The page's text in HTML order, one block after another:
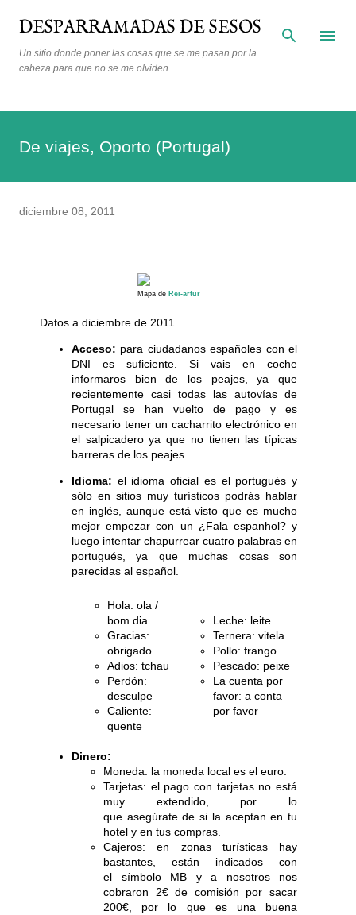
Ir al contenido principal
DESPARRAMADAS DE SESOS
Un sitio donde poner las cosas que se me pasan por la
cabeza para que no se me olviden.
De viajes, Oporto (Portugal)
diciembre 08, 2011
Mapa de Rei-artur
Datos a diciembre de 2011
Acceso: para ciudadanos españoles con el
DNI es suficiente. Si vais en coche
informaros bien de los peajes, ya que
recientemente casi todas las autovías de
Portugal se han vuelto de pago y es
necesario tener un cacharrito electrónico en
el salpicadero ya que no tienen las típicas
barreras de los peajes.
Idioma: el idioma oficial es el portugués y
sólo en sitios muy turísticos podrás hablar
en inglés, aunque está visto que es mucho
mejor empezar con un ¿Fala espanhol? y
luego intentar chapurrear cuatro palabras en
portugués, ya que muchas cosas son
parecidas al español.
Hola: ola /
bom dia
Gracias:
obrigado
Adios: tchau
Perdón:
desculpe
Caliente:
quente
Leche: leite
Ternera: vitela
Pollo: frango
Pescado: peixe
La cuenta por
favor: a conta
por favor
Dinero:
Moneda: la moneda local es el euro.
Tarjetas: el pago con tarjetas no está
muy extendido, por lo
que asegúrate de si la aceptan en tu
hotel y en tus compras.
Cajeros: en zonas turísticas hay
bastantes, están indicados con
el símbolo MB y a nosotros nos
cobraron 2€ de comisión por sacar
200€, por lo que es una buena